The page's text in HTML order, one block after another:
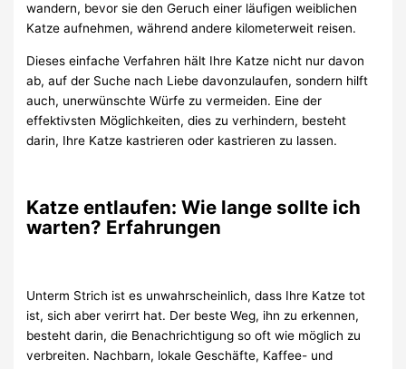
wandern, bevor sie den Geruch einer läufigen weiblichen
Katze aufnehmen, während andere kilometerweit reisen.
Dieses einfache Verfahren hält Ihre Katze nicht nur davon
ab, auf der Suche nach Liebe davonzulaufen, sondern hilft
auch, unerwünschte Würfe zu vermeiden. Eine der
effektivsten Möglichkeiten, dies zu verhindern, besteht
darin, Ihre Katze kastrieren oder kastrieren zu lassen.
Katze entlaufen: Wie lange sollte ich
warten? Erfahrungen
Unterm Strich ist es unwahrscheinlich, dass Ihre Katze tot
ist, sich aber verirrt hat. Der beste Weg, ihn zu erkennen,
besteht darin, die Benachrichtigung so oft wie möglich zu
verbreiten. Nachbarn, lokale Geschäfte, Kaffee- und